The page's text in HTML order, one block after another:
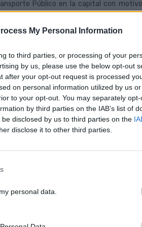
My Personal Information
to third parties, or processing of your
by us, please use the below opt-out
after your opt-out request is processed
on personal information utilized by us
to your opt-out. You may separately
by third parties on the IAB’s list of
disclosed by us to third parties on the
disclose it to other third parties.
personal data.
Público en la capital con
en la ciudad.
categorías: mejor fotografía con
que sus participantes reflejen su
transporte sostenible y la
cotidianas en cualquiera de los
trabajos que retraten el trabajo
de convivencia entre usuarios de
concluye el viernes 30 de
en 400 euros, un Bono Fácil
canales de comunicación de la
además de viajes en BonoGuagua, y a
se sortearán varios cursos de
las tres fotografías finalistas en cada
en los perfiles de las redes
y otras dependencias municipales.